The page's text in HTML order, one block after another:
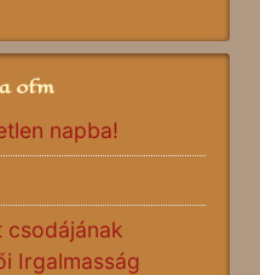
ofm
napba!
csodájának
Irgalmasság